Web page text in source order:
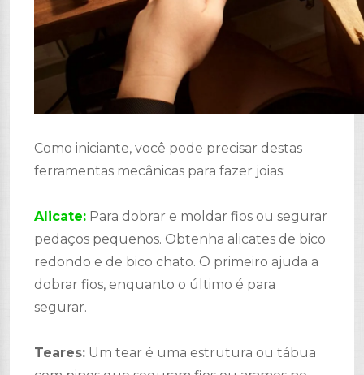
Como iniciante, você pode precisar destas
ferramentas mecânicas para fazer joias:
Alicate: Para dobrar e moldar fios ou segurar
pedaços pequenos. Obtenha alicates de bico
redondo e de bico chato. O primeiro ajuda a
dobrar fios, enquanto o último é para
segurar.
Teares: Um tear é uma estrutura ou tábua